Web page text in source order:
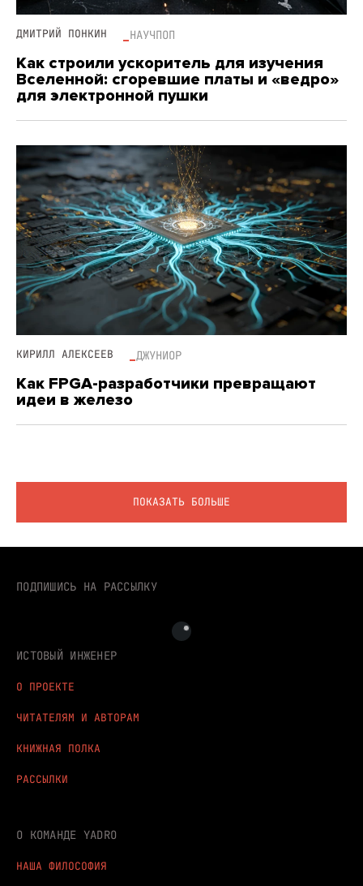
ДМИТРИЙ ПОНКИН НАУЧПОП
Как строили ускоритель для изучения
Вселенной: сгоревшие платы и «ведро»
для электронной пушки
КИРИЛЛ АЛЕКСЕЕВ ДЖУНИОР
Как FPGA-разработчики превращают
идеи в железо
ПОКАЗАТЬ БОЛЬШЕ
ИСТОВЫЙ ИНЖЕНЕР
О ПРОЕКТЕ
ЧИТАТЕЛЯМ И АВТОРАМ
КНИЖНАЯ ПОЛКА
РАССЫЛКИ
О КОМАНДЕ YADRO
НАША ФИЛОСОФИЯ
ПОДПИШИСЬ НА РАССЫЛКУ